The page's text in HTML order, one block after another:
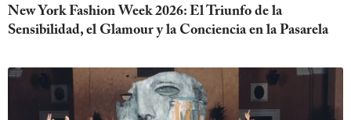
New York Fashion Week 2026: El Triunfo de la
Sensibilidad, el Glamour y la Conciencia en la Pasarela